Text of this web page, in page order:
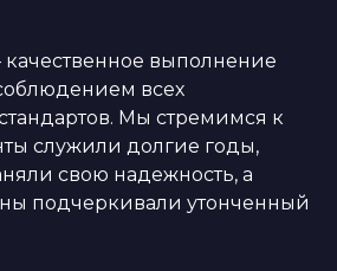
выполнение
всех
Мы стремимся к
служили долгие годы,
свою надежность, а
подчеркивали утонченный